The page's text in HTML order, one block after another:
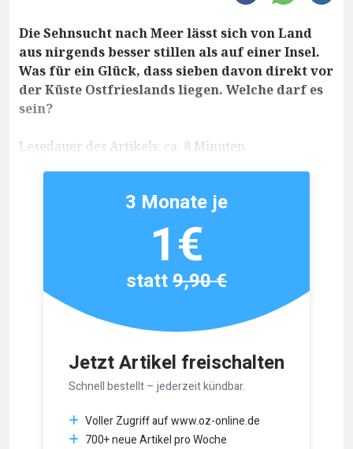
Die Sehnsucht nach Meer lässt sich von Land
aus nirgends besser stillen als auf einer Insel.
Was für ein Glück, dass sieben davon direkt vor
der Küste Ostfrieslands liegen. Welche darf es
sein?
Lesedauer des Artikels: ca. 8 Minuten
Jetzt Artikel freischalten
Schnell bestellt – jederzeit kündbar.
Voller Zugriff auf www.oz-online.de
700+ neue Artikel pro Woche
3 Monate je
1€
statt9,90 €